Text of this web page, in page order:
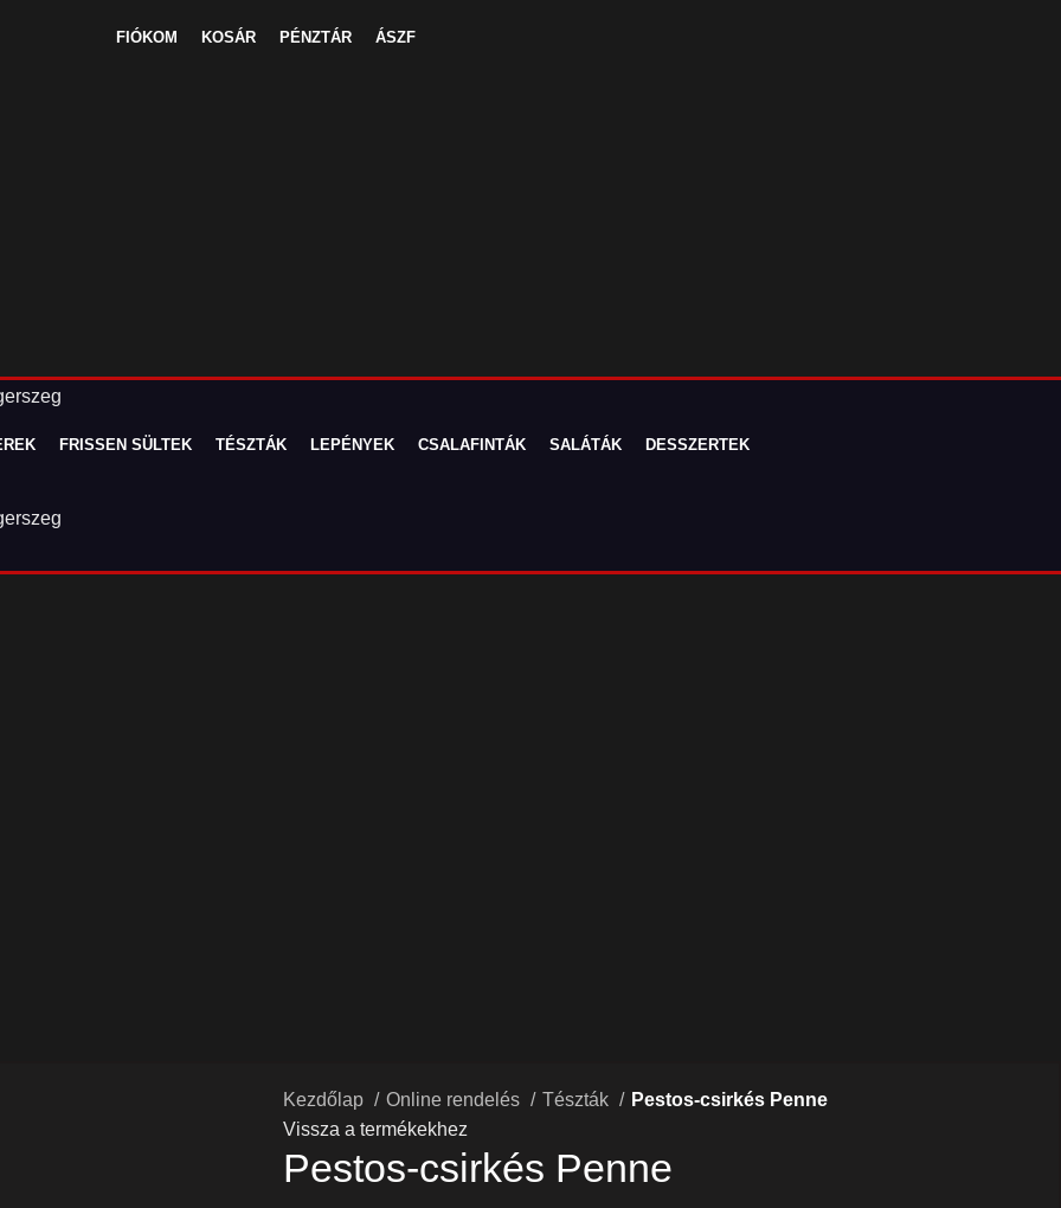
FIÓKOM KOSÁR PÉNZTÁR ÁSZF
FRISSEN SÜLTEK TÉSZTÁK LEPÉNYEK CSALAFINTÁK SALÁTÁK DESSZERTEK
Kezdőlap Online rendelés Tészták
Pestos-csirkés Penne
Vissza a termékekhez
Pestos-csirkés Penne